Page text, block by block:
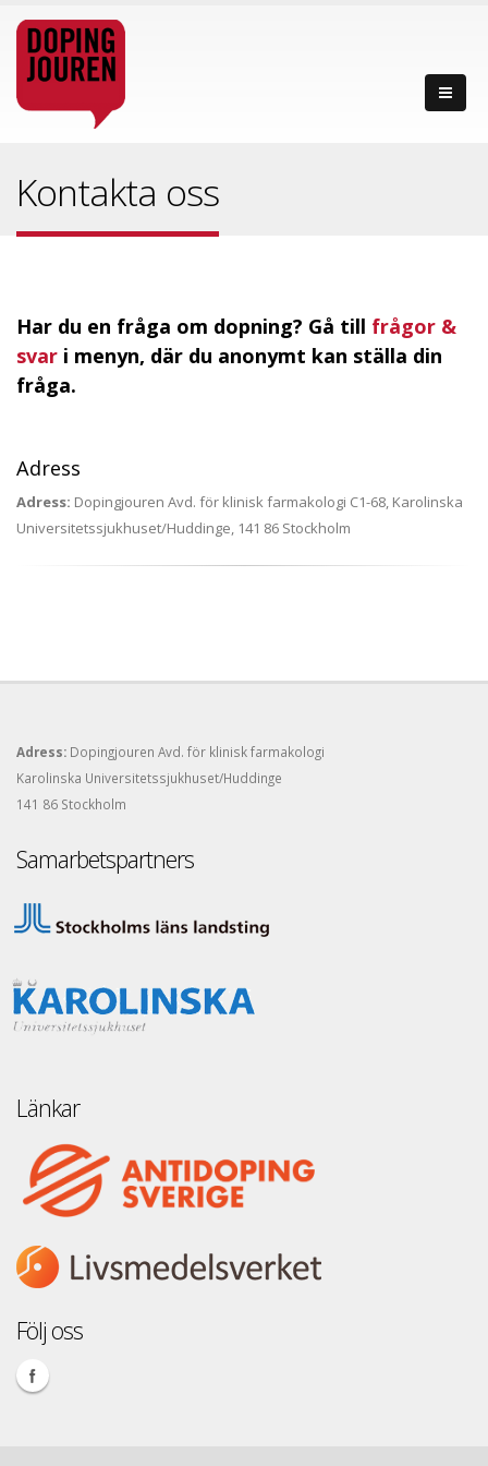
Kontakta oss
Har du en fråga om dopning? Gå till frågor &
svar i menyn, där du anonymt kan ställa din
fråga.
Adress
Adress: Dopingjouren Avd. för klinisk farmakologi C1-68, Karolinska
Universitetssjukhuset/Huddinge, 141 86 Stockholm
Adress: Dopingjouren Avd. för klinisk farmakologi
Karolinska Universitetssjukhuset/Huddinge
141 86 Stockholm
Samarbetspartners
Länkar
Följ oss